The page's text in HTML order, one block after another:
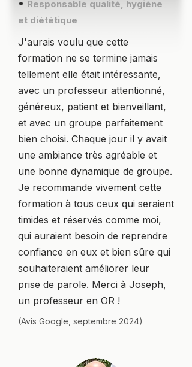
• Responsable qualité, hygiène
et diététique
J'aurais voulu que cette
formation ne se termine jamais
tellement elle était intéressante,
avec un professeur attentionné,
généreux, patient et bienveillant,
et avec un groupe parfaitement
bien choisi. Chaque jour il y avait
une ambiance très agréable et
une bonne dynamique de groupe.
Je recommande vivement cette
formation à tous ceux qui seraient
timides et réservés comme moi,
qui auraient besoin de reprendre
confiance en eux et bien sûre qui
souhaiteraient améliorer leur
prise de parole. Merci à Joseph,
un professeur en OR !
(Avis Google, septembre 2024)